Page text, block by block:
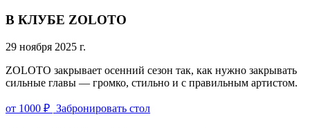
В КЛУБЕ ZOLOTO
29 ноября 2025 г.
ZOLOTO закрывает осенний сезон так, как нужно закрывать
сильные главы — громко, стильно и с правильным артистом.
от 1000 ₽ Забронировать стол